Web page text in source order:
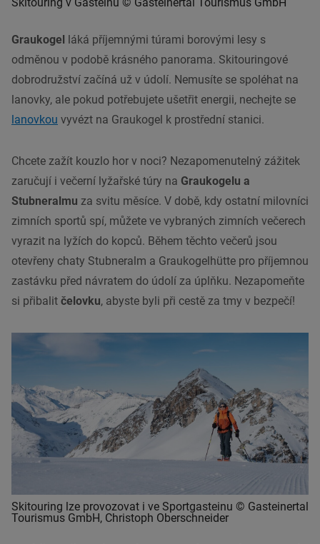
Graukogel láká příjemnými túrami borovými lesy s
odměnou v podobě krásného panorama. Skitouringové
dobrodružství začíná už v údolí. Nemusíte se spoléhat na
lanovky, ale pokud potřebujete ušetřit energii, nechejte se
lanovkou vyvézt na Graukogel k prostřední stanici.
Chcete zažít kouzlo hor v noci? Nezapomenutelný zážitek
zaručují i večerní lyžařské túry na Graukogelu a
Stubneralmu za svitu měsíce. V době, kdy ostatní milovníci
zimních sportů spí, můžete ve vybraných zimních večerech
vyrazit na lyžích do kopců. Během těchto večerů jsou
otevřeny chaty Stubneralm a Graukogelhütte pro příjemnou
zastávku před návratem do údolí za úplňku. Nezapomeňte
si přibalit čelovku, abyste byli při cestě za tmy v bezpečí!
Skitouring lze provozovat i ve Sportgasteinu © Gasteinertal
Tourismus GmbH, Christoph Oberschneider